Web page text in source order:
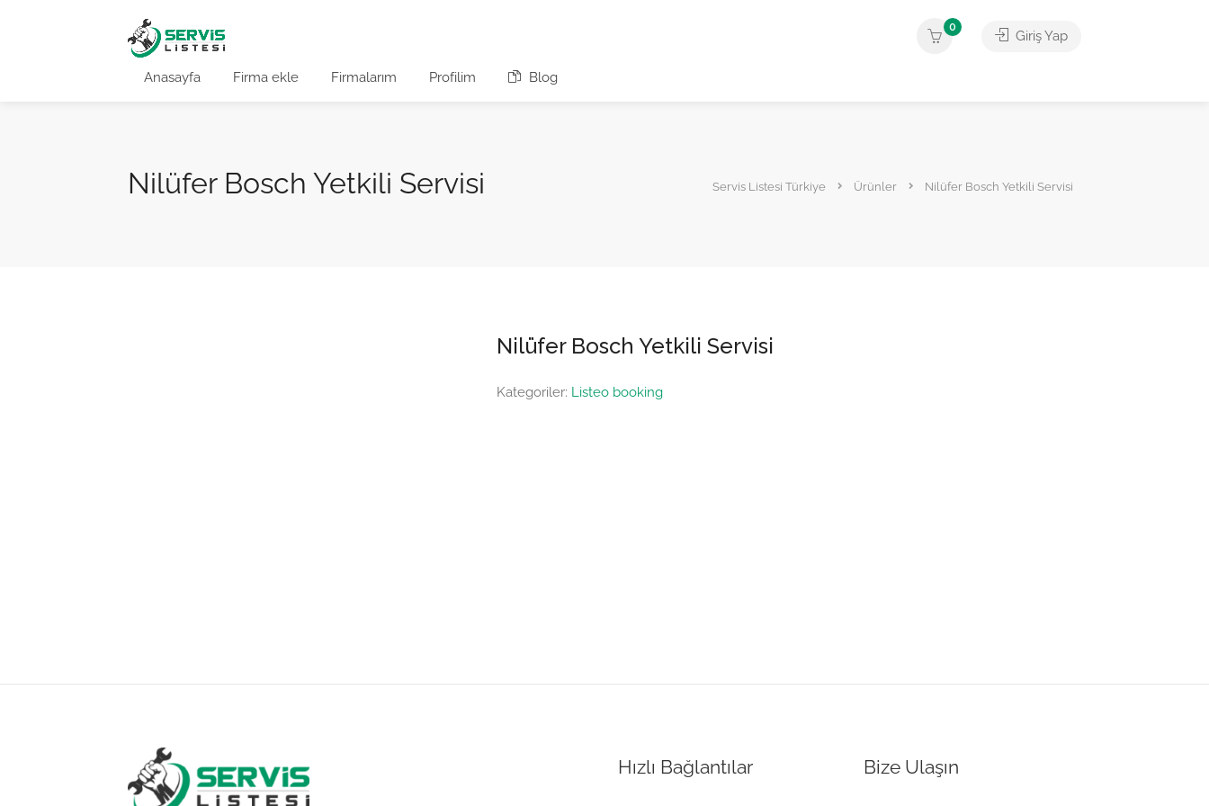
Anasayfa Firma ekle Firmalarım Profilim Blog
0
Giriş Yap
Nilüfer Bosch Yetkili Servisi Servis Listesi Türkiye Ürünler Nilüfer Bosch Yetkili Servisi
Nilüfer Bosch Yetkili Servisi
Kategoriler: Listeo booking
Hızlı Bağlantılar Bize Ulaşın